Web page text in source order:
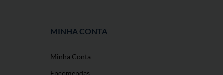
MINHA CONTA
Minha Conta
Encomendas